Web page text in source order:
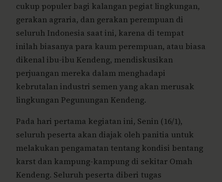
cukup populer bagi kalangan pegiat lingkungan,
gerakan agraria, dan gerakan perempuan di
seluruh Indonesia saat ini, karena di tempat
inilah biasanya para kaum perempuan, atau biasa
dikenal ibu-ibu Kendeng, mendiskusikan
perjuangan mereka dalam menghadapi
kebrutalan industri semen yang akan merusak
lingkungan Pegunungan Kendeng.
Pada hari pertama kegiatan ini, Senin (16/1),
seluruh peserta akan diajak oleh panitia untuk
melakukan pengamatan tentang kondisi bentang
karst dan kampung-kampung di sekitar Omah
Kendeng. Seluruh peserta diberi tugas